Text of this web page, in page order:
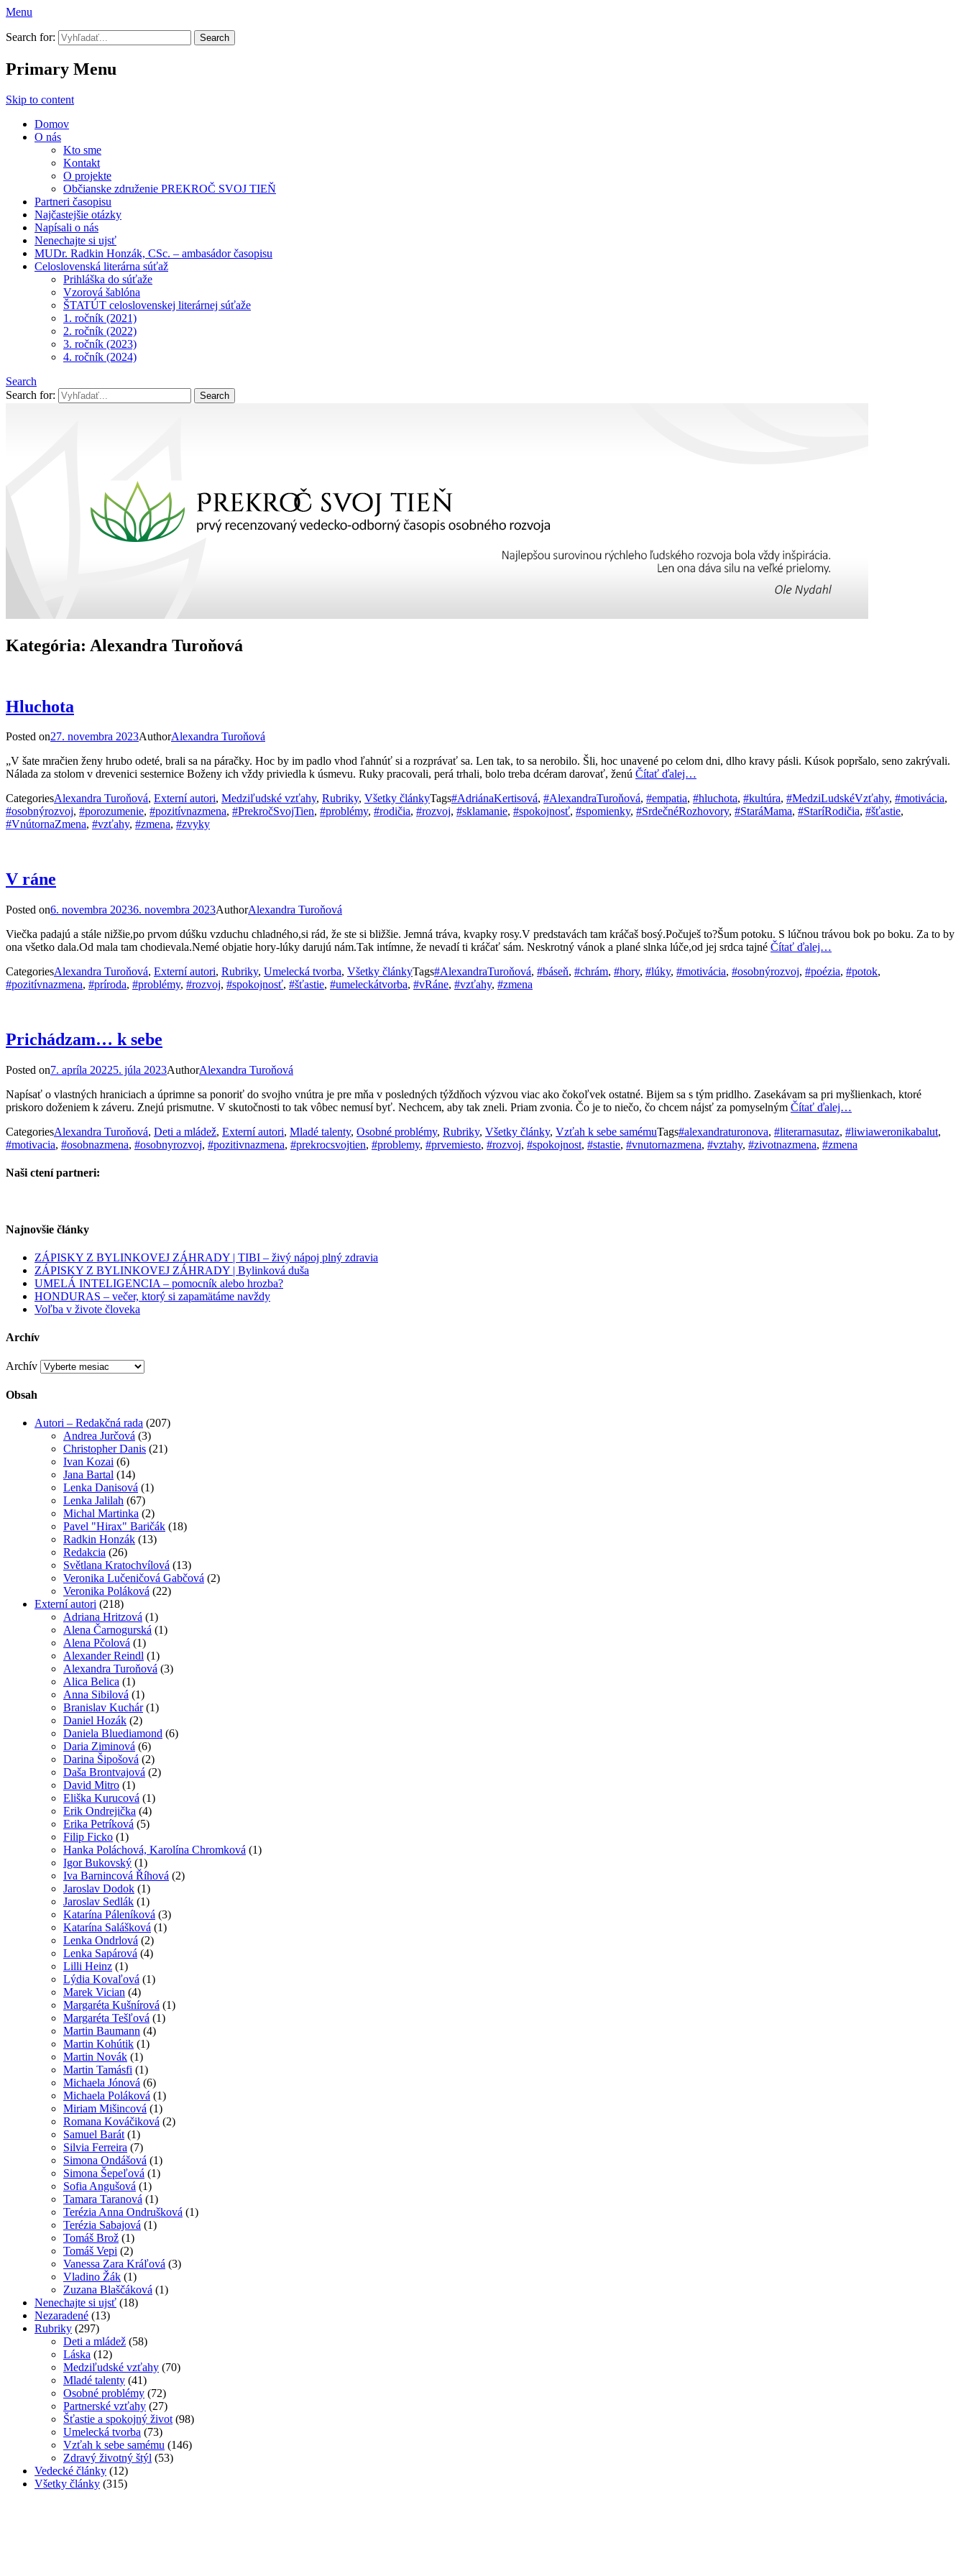
Menu
Prekroč svoj tieň
Search for:
Primary Menu
Skip to content
Domov
O nás
Kto sme
Kontakt
O projekte
Občianske združenie PREKROČ SVOJ TIEŇ
Partneri časopisu
Najčastejšie otázky
Napísali o nás
Nenechajte si ujsť
MUDr. Radkin Honzák, CSc. – ambasádor časopisu
Celoslovenská literárna súťaž
Prihláška do súťaže
Vzorová šablóna
ŠTATÚT celoslovenskej literárnej súťaže
1. ročník (2021)
2. ročník (2022)
3. ročník (2023)
4. ročník (2024)
Search
Search for:
Kategória: Alexandra Turoňová
Hluchota
Posted on27. novembra 2023AuthorAlexandra Turoňová
„V šate mračien ženy hrubo odeté, brali sa na páračky. Hoc by im padlo vhod ľahnúť si a rozprávať sa. Len tak, to sa nerobilo. Šli, hoc unavené po celom dni, dlho kravy pásli. Kúsok popršalo, seno zakrývali.
Nálada za stolom v drevenici sesternice Boženy ich vždy priviedla k úsmevu. Ruky pracovali, perá trhali, bolo treba dcéram darovať, ženú Čítať ďalej…
CategoriesAlexandra Turoňová, Externí autori, Medziľudské vzťahy, Rubriky, Všetky článkyTags#AdriánaKertisová, #AlexandraTuroňová, #empatia, #hluchota, #kultúra, #MedziLudskéVzťahy, #motivácia,
#osobnýrozvoj, #porozumenie, #pozitívnazmena, #PrekročSvojTien, #problémy, #rodičia, #rozvoj, #sklamanie, #spokojnosť, #spomienky, #SrdečnéRozhovory, #StaráMama, #StaríRodičia, #šťastie,
#VnútornaZmena, #vzťahy, #zmena, #zvyky
V ráne
Posted on6. novembra 20236. novembra 2023AuthorAlexandra Turoňová
Viečka padajú a stále nižšie,po prvom dúšku vzduchu chladného,si rád, že ste si bližšie. Jemná tráva, kvapky rosy.V predstavách tam kráčaš bosý.Počuješ to?Šum potoku. S lúčnou trávou bok po boku. Za to by
ona všetko dala.Od mala tam chodievala.Nemé objatie hory-lúky darujú nám.Tak intímne, že nevadí ti kráčať sám. Neskrotný vánok a plané slnka lúče,od jej srdca tajné Čítať ďalej…
CategoriesAlexandra Turoňová, Externí autori, Rubriky, Umelecká tvorba, Všetky článkyTags#AlexandraTuroňová, #báseň, #chrám, #hory, #lúky, #motivácia, #osobnýrozvoj, #poézia, #potok,
#pozitívnazmena, #príroda, #problémy, #rozvoj, #spokojnosť, #šťastie, #umeleckátvorba, #vRáne, #vzťahy, #zmena
Prichádzam… k sebe
Posted on7. apríla 20225. júla 2023AuthorAlexandra Turoňová
Napísať o vlastných hraniciach a úprimne sa ponoriť do svojho vnútra je pre mňa v posledných týždňoch výzvou viac ako čokoľvek ostatné. Bijem sa s tým pridlho. Zasekávam sa pri myšlienkach, ktoré
priskoro doženiem k záveru. Znejú prismutne. V skutočnosti to tak vôbec nemusí byť. Nechcem, aby tak zneli. Priam zvonia. Čo je to niečo, čo chcem nájsť za pomyselným Čítať ďalej…
CategoriesAlexandra Turoňová, Deti a mládež, Externí autori, Mladé talenty, Osobné problémy, Rubriky, Všetky články, Vzťah k sebe samémuTags#alexandraturonova, #literarnasutaz, #liwiaweronikabalut,
#motivacia, #osobnazmena, #osobnyrozvoj, #pozitivnazmena, #prekrocsvojtien, #problemy, #prvemiesto, #rozvoj, #spokojnost, #stastie, #vnutornazmena, #vztahy, #zivotnazmena, #zmena
Naši ctení partneri:
Najnovšie články
ZÁPISKY Z BYLINKOVEJ ZÁHRADY | TIBI – živý nápoj plný zdravia
ZÁPISKY Z BYLINKOVEJ ZÁHRADY | Bylinková duša
UMELÁ INTELIGENCIA – pomocník alebo hrozba?
HONDURAS – večer, ktorý si zapamätáme navždy
Voľba v živote človeka
Archív
Archív
Obsah
Autori – Redakčná rada (207)
Andrea Jurčová (3)
Christopher Danis (21)
Ivan Kozai (6)
Jana Bartal (14)
Lenka Danisová (1)
Lenka Jalilah (67)
Michal Martinka (2)
Pavel "Hirax" Baričák (18)
Radkin Honzák (13)
Redakcia (26)
Světlana Kratochvílová (13)
Veronika Lučeničová Gabčová (2)
Veronika Poláková (22)
Externí autori (218)
Adriana Hritzová (1)
Alena Čarnogurská (1)
Alena Pčolová (1)
Alexander Reindl (1)
Alexandra Turoňová (3)
Alica Belica (1)
Anna Sibilová (1)
Branislav Kuchár(1)
Daniel Hozák (2)
Daniela Bluediamond (6)
Daria Ziminová (6)
Darina Šipošová (2)
Daša Brontvajová (2)
David Mitro (1)
Eliška Kurucová (1)
Erik Ondrejička (4)
Erika Petríková (5)
Filip Ficko (1)
Hanka Poláchová, Karolína Chromková (1)
Igor Bukovský (1)
Iva Barnincová Říhová (2)
Jaroslav Dodok (1)
Jaroslav Sedlák (1)
Katarína Páleníková (3)
Katarína Salášková (1)
Lenka Ondrlová (2)
Lenka Sapárová (4)
Lilli Heinz (1)
Lýdia Kovaľová (1)
Marek Vician (4)
Margaréta Kušnírová (1)
Margaréta Tešľová (1)
Martin Baumann (4)
Martin Kohútik (1)
Martin Novák (1)
Martin Tamásfi (1)
Michaela Jónová (6)
Michaela Poláková (1)
Miriam Mišincová (1)
Romana Kováčiková (2)
Samuel Barát (1)
Silvia Ferreira (7)
Simona Ondášová (1)
Simona Šepeľová (1)
Sofia Angušová (1)
Tamara Taranová (1)
Terézia Anna Ondrušková (1)
Terézia Sabajová (1)
Tomáš Brož (1)
Tomáš Vepi (2)
Vanessa Zara Kráľová (3)
Vladino Žák (1)
Zuzana Blaščáková (1)
Nenechajte si ujsť (18)
Nezaradené (13)
Rubriky (297)
Deti a mládež (58)
Láska (12)
Medziľudské vzťahy (70)
Mladé talenty (41)
Osobné problémy (72)
Partnerské vzťahy (27)
Šťastie a spokojný život (98)
Umelecká tvorba (73)
Vzťah k sebe samému (146)
Zdravý životný štýl (53)
Vedecké články (12)
Všetky články (315)